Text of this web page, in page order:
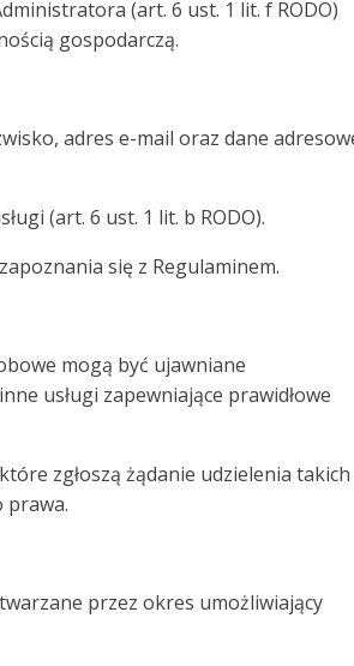
(art. 6 ust. 1 lit. f RODO)
gospodarczą.
adres e-mail oraz dane
(art. 6 ust. 1 lit. b RODO).
się z Regulaminem.
mogą być ujawniane
usługi zapewniające prawidłowe
zgłoszą żądanie udzielenia takich
prawa.
przez okres umożliwiający